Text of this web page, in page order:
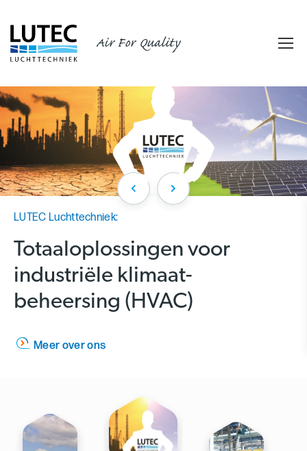
Air For Quality
Werkgebied:
Een gezond werkklimaat in
de metaalindustrie